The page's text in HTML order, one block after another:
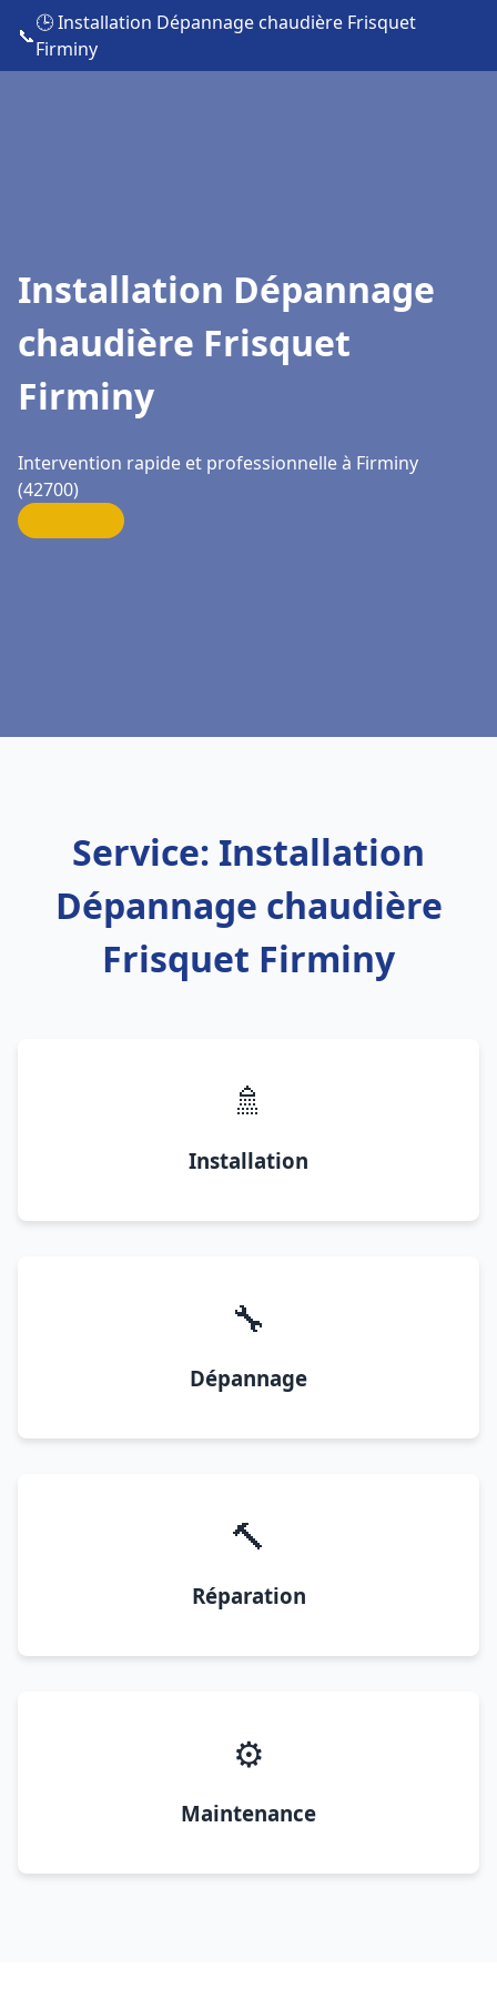
📞
🕒 Installation Dépannage chaudière Frisquet
Firminy
Installation Dépannage
chaudière Frisquet
Firminy
Intervention rapide et professionnelle à Firminy
(42700)
Service: Installation
Dépannage chaudière
Frisquet Firminy
🚿
Installation
🔧
Dépannage
🔨
Réparation
⚙️
Maintenance